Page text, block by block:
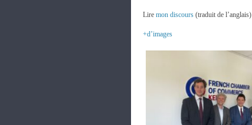
Lire mon discours (traduit de l’anglais)
+d’images